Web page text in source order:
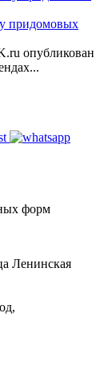
придомовых
опубликован
форм
Ленинская